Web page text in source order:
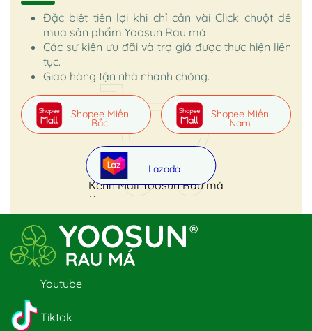
Đặc biệt tiện lợi khi chỉ cần vài Click chuột để
mua sản phẩm Yoosun Rau má
Các sự kiện ưu đãi và trợ giá được thực hiện liên
tục.
Giao hàng tận nhà nhanh chóng.
Kênh Mall Yoosun Rau má
Shopee Miền
Bắc
Shopee Miền
Nam
Lazada
Youtube
Tiktok